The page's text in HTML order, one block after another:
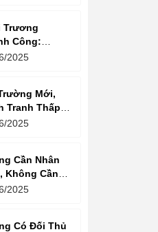
Trương
Công:
Nườm
Là Gì?
2025
Mới,
Tranh Thấp –
Park Là
2025
Cần Nhân
Không Cần
– Chỉ
2025
Có Đối Thủ